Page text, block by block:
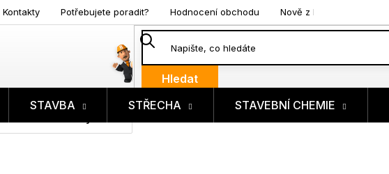
Kontakty Potřebujete poradit? Hodnocení obchodu Nově z blogu
Hledat
NÁKUPNÍ
STAVBA STŘECHA STAVEBNÍ CHEMIE